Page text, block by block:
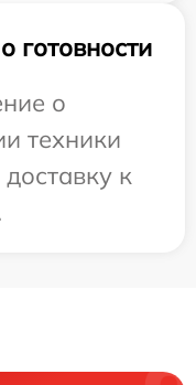
готовности
о
техники
к